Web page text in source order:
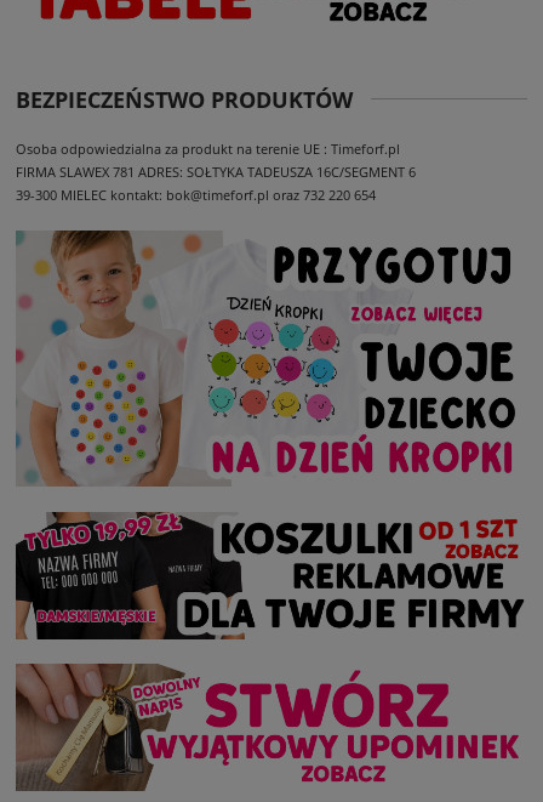
BEZPIECZEŃSTWO PRODUKTÓW
Osoba odpowiedzialna za produkt na terenie UE : Timeforf.pl
FIRMA SLAWEX 781 ADRES: SOŁTYKA TADEUSZA 16C/SEGMENT 6
39-300 MIELEC kontakt: bok@timeforf.pl oraz 732 220 654